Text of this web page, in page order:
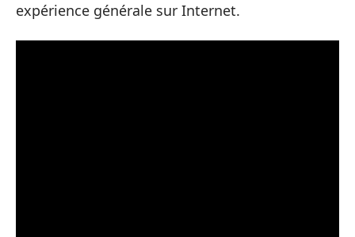
expérience générale sur Internet.